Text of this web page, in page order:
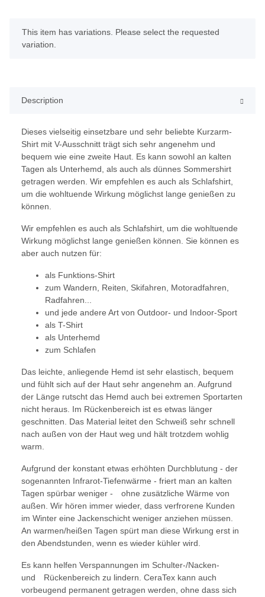
x
This item has variations. Please select the requested
variation.
Description
Dieses vielseitig einsetzbare und sehr beliebte Kurzarm-
Shirt mit V-Ausschnitt trägt sich sehr angenehm und
bequem wie eine zweite Haut. Es kann sowohl an kalten
Tagen als Unterhemd, als auch als dünnes Sommershirt
getragen werden. Wir empfehlen es auch als Schlafshirt,
um die wohltuende Wirkung möglichst lange genießen zu
können.
Wir empfehlen es auch als Schlafshirt, um die wohltuende
Wirkung möglichst lange genießen können. Sie können es
aber auch nutzen für:
als Funktions-Shirt
zum Wandern, Reiten, Skifahren, Motoradfahren,
Radfahren...
und jede andere Art von Outdoor- und Indoor-Sport
als T-Shirt
als Unterhemd
zum Schlafen
Das leichte, anliegende Hemd ist sehr elastisch, bequem
und fühlt sich auf der Haut sehr angenehm an. Aufgrund
der Länge rutscht das Hemd auch bei extremen Sportarten
nicht heraus. Im Rückenbereich ist es etwas länger
geschnitten. Das Material leitet den Schweiß sehr schnell
nach außen von der Haut weg und hält trotzdem wohlig
warm.
Aufgrund der konstant etwas erhöhten Durchblutung - der
sogenannten Infrarot-Tiefenwärme - friert man an kalten
Tagen spürbar weniger - ohne zusätzliche Wärme von
außen. Wir hören immer wieder, dass verfrorene Kunden
im Winter eine Jackenschicht weniger anziehen müssen.
An warmen/heißen Tagen spürt man diese Wirkung erst in
den Abendstunden, wenn es wieder kühler wird.
Es kann helfen Verspannungen im Schulter-/Nacken-
und Rückenbereich zu lindern. CeraTex kann auch
vorbeugend permanent getragen werden, ohne dass sich